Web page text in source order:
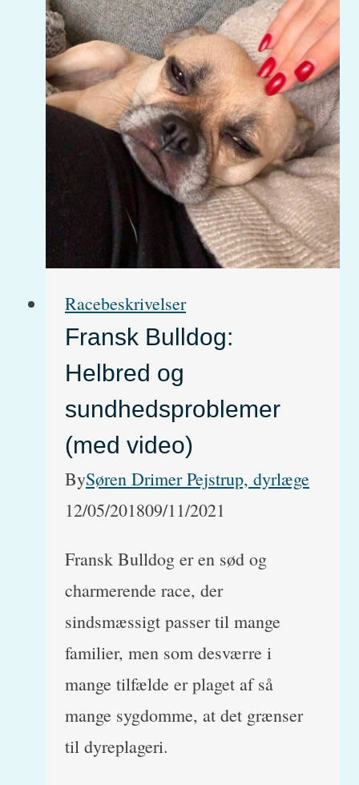
(med
video)
Racebeskrivelser
Fransk Bulldog:
Helbred og
sundhedsproblemer
(med video)
BySøren Drimer Pejstrup, dyrlæge
12/05/201809/11/2021
Fransk Bulldog er en sød og
charmerende race, der
sindsmæssigt passer til mange
familier, men som desværre i
mange tilfælde er plaget af så
mange sygdomme, at det grænser
til dyreplageri.